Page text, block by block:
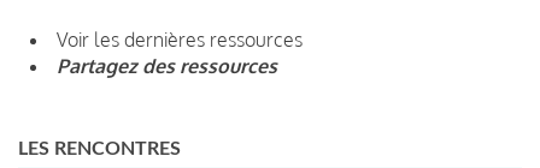
Voir les dernières ressources
Partagez des ressources
LES RENCONTRES